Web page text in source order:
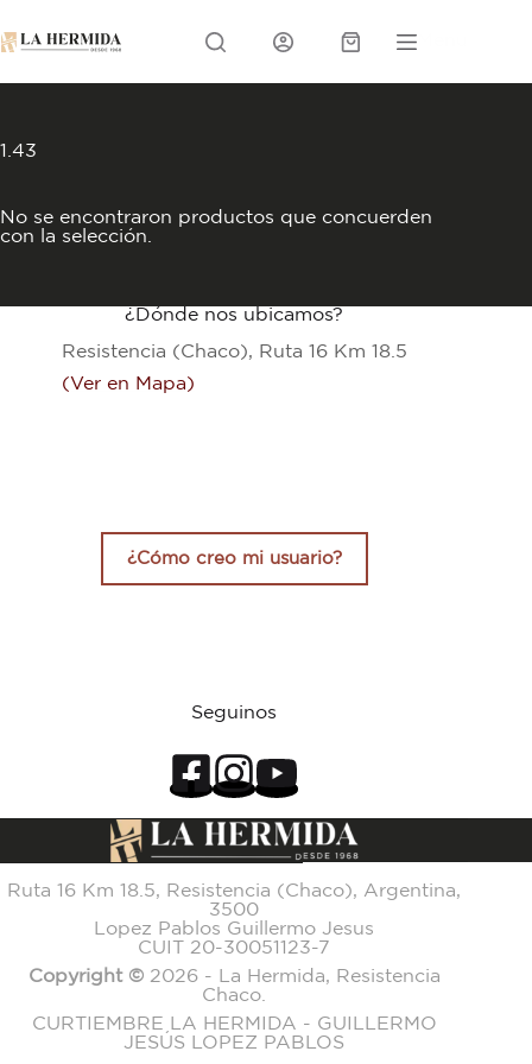
content
Carrito
1.43
No se encontraron productos que concuerden
con la selección.
¿Dónde nos ubicamos?
Resistencia (Chaco), Ruta 16 Km 18.5
(Ver en Mapa)
¿Cómo creo mi usuario?
Seguinos
Ruta 16 Km 18.5, Resistencia (Chaco), Argentina,
3500
Lopez Pablos Guillermo Jesus
CUIT 20-30051123-7
Copyright ©2026 - La Hermida, Resistencia
Chaco.
CURTIEMBRE LA HERMIDA - GUILLERMO
JESÚS LOPEZ PABLOS